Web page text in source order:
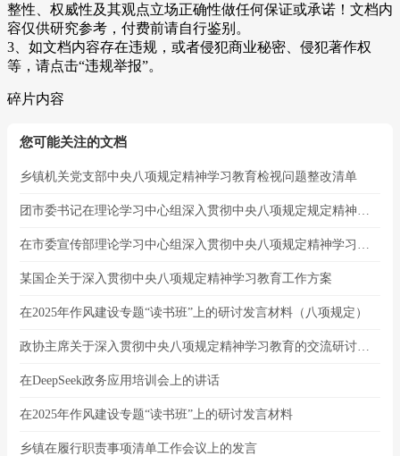
整性、权威性及其观点立场正确性做任何保证或承诺！文档内
容仅供研究参考，付费前请自行鉴别。
3、如文档内容存在违规，或者侵犯商业秘密、侵犯著作权
等，请点击“违规举报”。
碎片内容
您可能关注的文档
乡镇机关党支部中央八项规定精神学习教育检视问题整改清单
某国企关于深入贯彻中央八项规定精神学习教育工作方案
在2025年作风建设专题“读书班”上的研讨发言材料（八项规定）
在DeepSeek政务应用培训会上的讲话
在2025年作风建设专题“读书班”上的研讨发言材料
乡镇在履行职责事项清单工作会议上的发言